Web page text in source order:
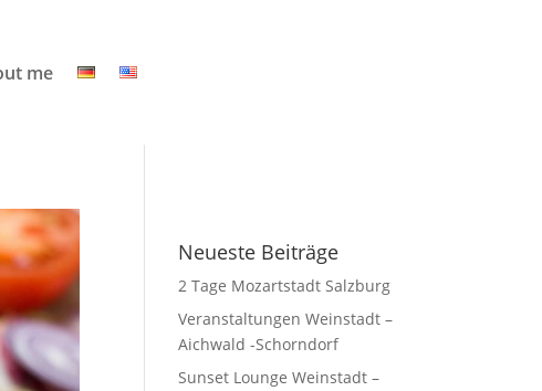
me
Neueste Beiträge
2 Tage Mozartstadt Salzburg
Veranstaltungen Weinstadt –
Aichwald -Schorndorf
Sunset Lounge Weinstadt –